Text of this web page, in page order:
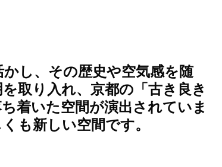
し、その歴史や空気感を随
取り入れ、京都の「古き良き
着いた空間が演出されていま
も新しい空間です。